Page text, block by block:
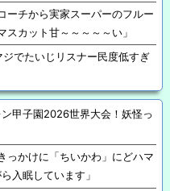
ーチから実家スーパーのフルー
カット甘～～～～～い」
でたいじリスナー民度低すぎ
甲子園2026世界大会！妖怪っ
っかけに「ちいかわ」にどハマ
入眠しています」